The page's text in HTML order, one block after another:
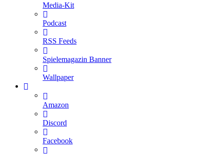
Media-Kit
Podcast
RSS Feeds
Spielemagazin Banner
Wallpaper
Amazon
Discord
Facebook